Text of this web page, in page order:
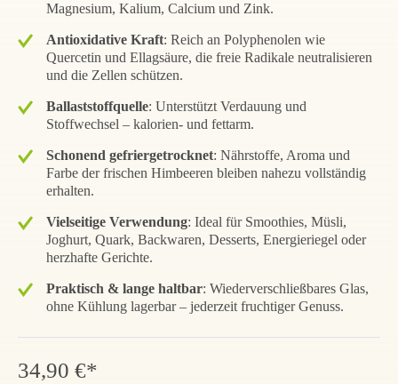
Magnesium, Kalium, Calcium und Zink.
Antioxidative Kraft: Reich an Polyphenolen wie
Quercetin und Ellagsäure, die freie Radikale neutralisieren
und die Zellen schützen.
Ballaststoffquelle: Unterstützt Verdauung und
Stoffwechsel – kalorien- und fettarm.
Schonend gefriergetrocknet: Nährstoffe, Aroma und
Farbe der frischen Himbeeren bleiben nahezu vollständig
erhalten.
Vielseitige Verwendung: Ideal für Smoothies, Müsli,
Joghurt, Quark, Backwaren, Desserts, Energieriegel oder
herzhafte Gerichte.
Praktisch & lange haltbar: Wiederverschließbares Glas,
ohne Kühlung lagerbar – jederzeit fruchtiger Genuss.
34,90 €*